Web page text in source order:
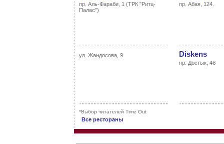
пр. Аль-Фараби, 1 (ТРК "Ритц-
Палас")
пр. Абая, 124.
ул. Жандосова, 9 Diskens
пр. Достык, 46
*Выбор читателей Time Out
Все рестораны